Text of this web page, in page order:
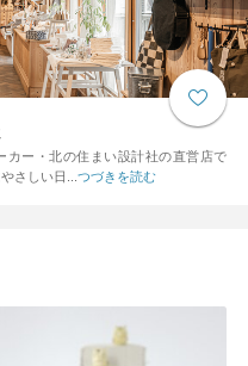
カー・北の住まい設計社の直営店で
さしい日... つづきを読む